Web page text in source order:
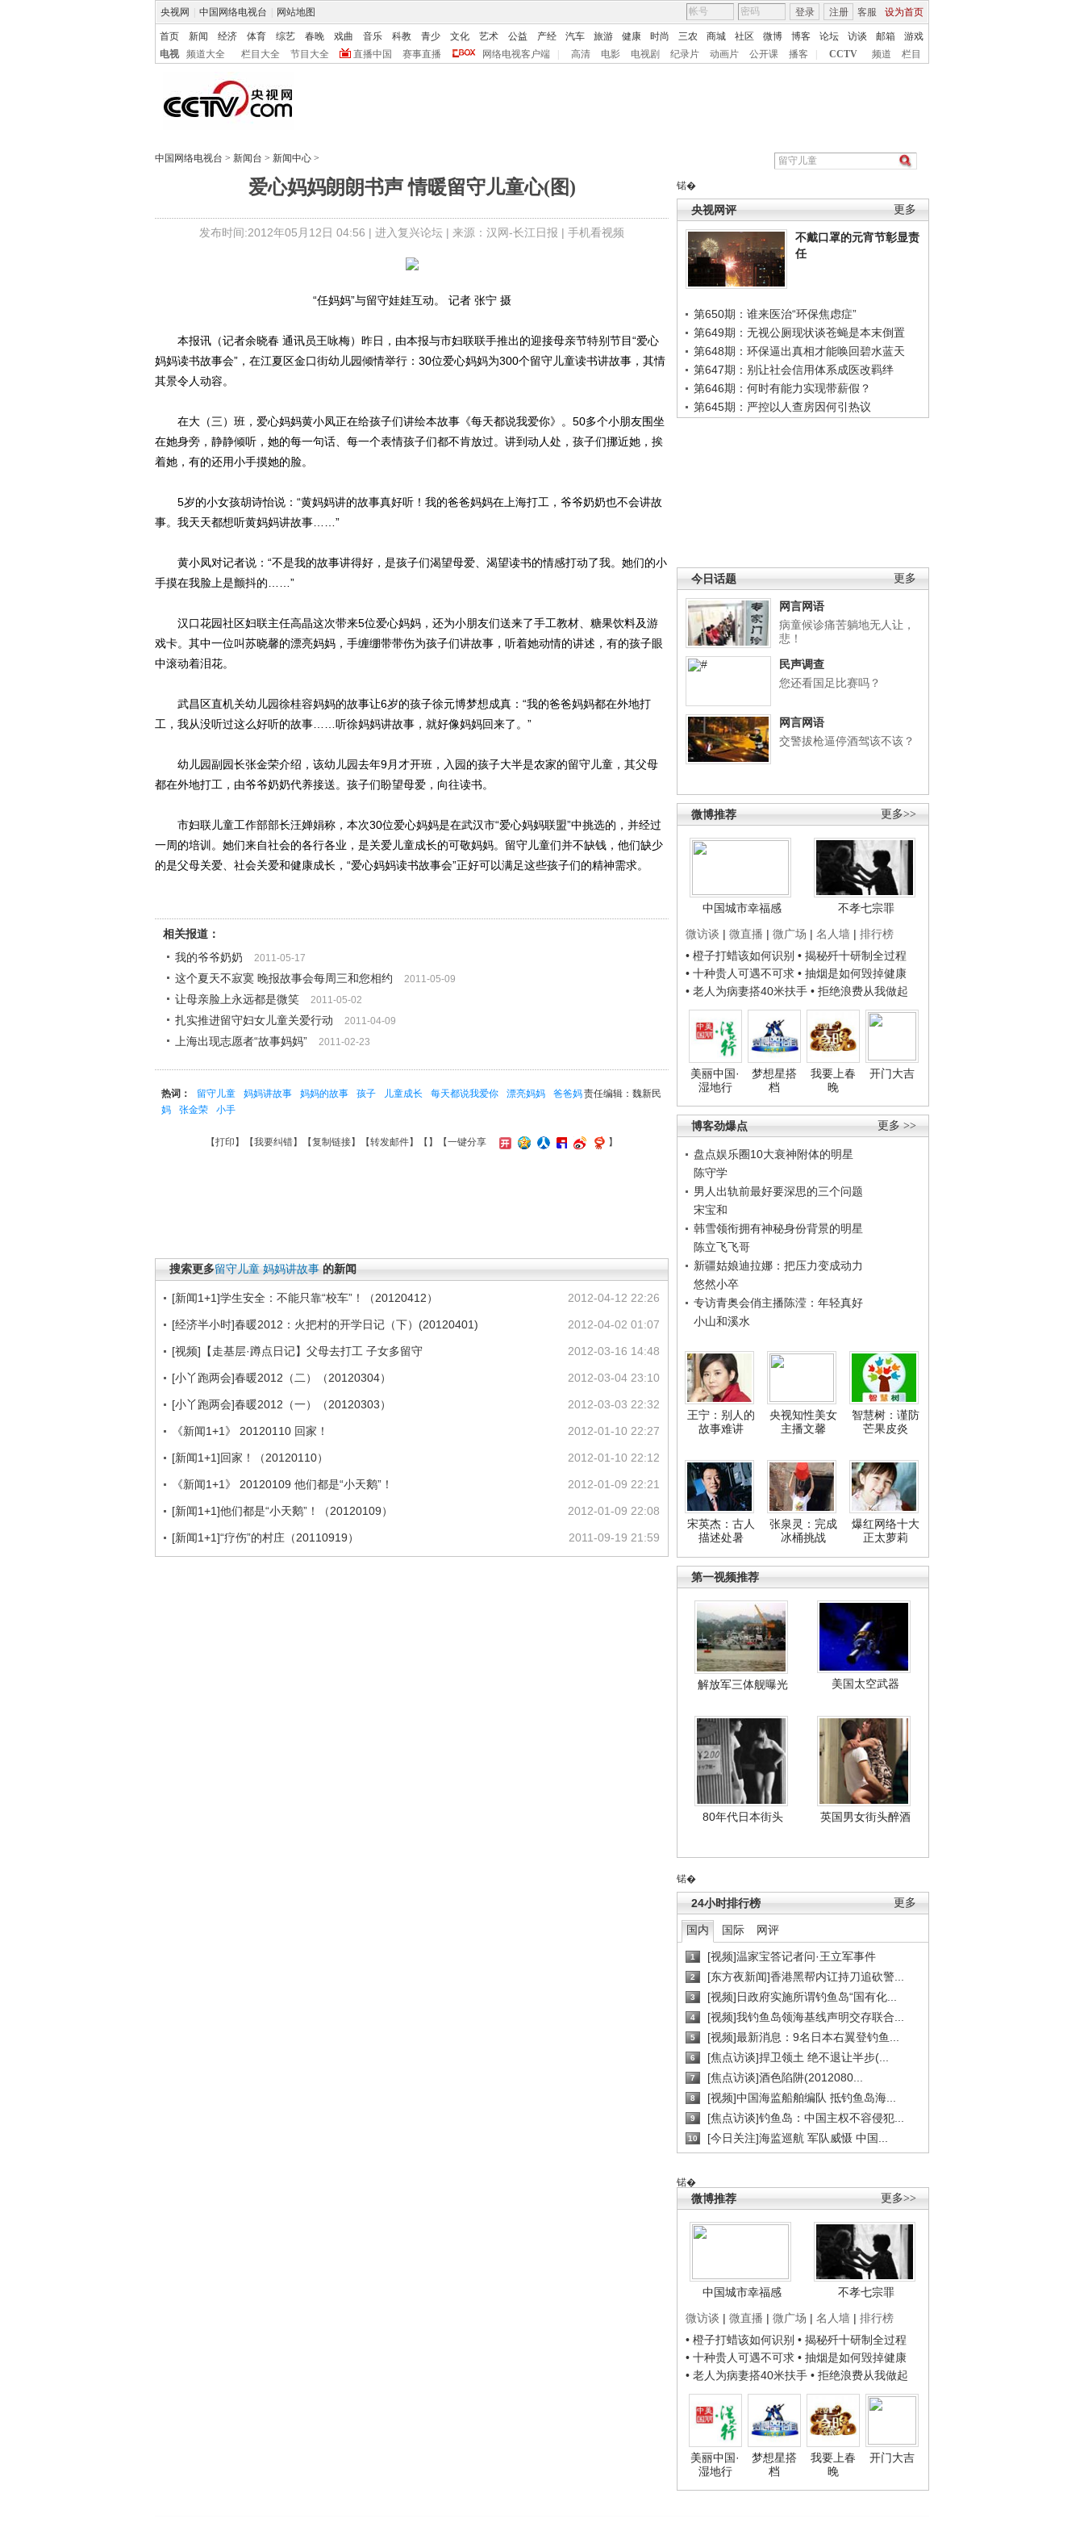
央视网 中国网络电视台 网站地图 客服 设为首页
登录 注册
首页 新闻 经济 体育 综艺 春晚 戏曲 音乐 科教 青少 文化 艺术 公益 产经 汽车 旅游 健康 时尚 三农 商城 社区 微博 博客 论坛 访谈 邮箱
游戏
电视
频道大全 栏目大全 节目大全 直播中国 赛事直播 网络电视客户端 高清 电影 电视剧 纪录片 动画片 公开课 播客 CCTV 频道 栏目
中国网络电视台 > 新闻台 > 新闻中心 >
爱心妈妈朗朗书声 情暖留守儿童心(图)
发布时间:2012年05月12日 04:56 | 进入复兴论坛 | 来源：汉网-长江日报 | 手机看视频
锘�
更多
央视网评
不戴口罩的元宵节彰显责
任
第650期：谁来医治“环保焦虑症”
第649期：无视公厕现状谈苍蝇是本末倒置
第648期：环保逼出真相才能唤回碧水蓝天
第647期：别让社会信用体系成医改羁绊
第646期：何时有能力实现带薪假？
第645期：严控以人查房因何引热议
更多
今日话题
网言网语
病童候诊痛苦躺地无人让，
悲！
民声调查
您还看国足比赛吗？
网言网语
交警拔枪逼停酒驾该不该？
更多>>
微博推荐
中国城市幸福感
不孝七宗罪
微访谈 | 微直播 | 微广场 | 名人墙 | 排行榜
• 橙子打蜡该如何识别 • 揭秘歼十研制全过程
• 十种贵人可遇不可求 • 抽烟是如何毁掉健康
• 老人为病妻搭40米扶手 • 拒绝浪费从我做起
美丽中国·
湿地行
梦想星搭
档
我要上春
晚
开门大吉
更多 >>
博客劲爆点
盘点娱乐圈10大衰神附体的明星
陈守学
男人出轨前最好要深思的三个问题
宋宝和
韩雪领衔拥有神秘身份背景的明星
陈立飞飞哥
新疆姑娘迪拉娜：把压力变成动力
悠然小卒
专访青奥会俏主播陈滢：年轻真好
小山和溪水
王宁：别人的
故事难讲
央视知性美女
主播文馨
智慧树：谨防
芒果皮炎
宋英杰：古人
描述处暑
张泉灵：完成
冰桶挑战
爆红网络十大
正太萝莉
第一视频推荐
解放军三体舰曝光 美国太空武器
80年代日本街头 英国男女街头醉酒
锘�
更多
24小时排行榜
国内 国际 网评
1 [视频]温家宝答记者问·王立军事件
2 [东方夜新闻]香港黑帮内讧持刀追砍警...
3 [视频]日政府实施所谓钓鱼岛“国有化...
4 [视频]我钓鱼岛领海基线声明交存联合...
5 [视频]最新消息：9名日本右翼登钓鱼...
6 [焦点访谈]捍卫领土 绝不退让半步(...
7 [焦点访谈]酒色陷阱(2012080...
8 [视频]中国海监船舶编队 抵钓鱼岛海...
9 [焦点访谈]钓鱼岛：中国主权不容侵犯...
10 [今日关注]海监巡航 军队威慑 中国...
锘�
更多>>
微博推荐
中国城市幸福感
不孝七宗罪
微访谈 | 微直播 | 微广场 | 名人墙 | 排行榜
• 橙子打蜡该如何识别 • 揭秘歼十研制全过程
• 十种贵人可遇不可求 • 抽烟是如何毁掉健康
• 老人为病妻搭40米扶手 • 拒绝浪费从我做起
美丽中国·
湿地行
梦想星搭
档
我要上春
晚
开门大吉
“任妈妈”与留守娃娃互动。 记者 张宁 摄
本报讯（记者余晓春 通讯员王咏梅）昨日，由本报与市妇联联手推出的迎接母亲节特别节目“爱心
妈妈读书故事会”，在江夏区金口街幼儿园倾情举行：30位爱心妈妈为300个留守儿童读书讲故事，其情
其景令人动容。
在大（三）班，爱心妈妈黄小凤正在给孩子们讲绘本故事《每天都说我爱你》。50多个小朋友围坐
在她身旁，静静倾听，她的每一句话、每一个表情孩子们都不肯放过。讲到动人处，孩子们挪近她，挨
着她，有的还用小手摸她的脸。
5岁的小女孩胡诗怡说：“黄妈妈讲的故事真好听！我的爸爸妈妈在上海打工，爷爷奶奶也不会讲故
事。我天天都想听黄妈妈讲故事……”
黄小凤对记者说：“不是我的故事讲得好，是孩子们渴望母爱、渴望读书的情感打动了我。她们的小
手摸在我脸上是颤抖的……”
汉口花园社区妇联主任高晶这次带来5位爱心妈妈，还为小朋友们送来了手工教材、糖果饮料及游
戏卡。其中一位叫苏晓馨的漂亮妈妈，手缠绷带带伤为孩子们讲故事，听着她动情的讲述，有的孩子眼
中滚动着泪花。
武昌区直机关幼儿园徐桂容妈妈的故事让6岁的孩子徐元博梦想成真：“我的爸爸妈妈都在外地打
工，我从没听过这么好听的故事……听徐妈妈讲故事，就好像妈妈回来了。”
幼儿园副园长张金荣介绍，该幼儿园去年9月才开班，入园的孩子大半是农家的留守儿童，其父母
都在外地打工，由爷爷奶奶代养接送。孩子们盼望母爱，向往读书。
市妇联儿童工作部部长汪婵娟称，本次30位爱心妈妈是在武汉市“爱心妈妈联盟”中挑选的，并经过
一周的培训。她们来自社会的各行各业，是关爱儿童成长的可敬妈妈。留守儿童们并不缺钱，他们缺少
的是父母关爱、社会关爱和健康成长，“爱心妈妈读书故事会”正好可以满足这些孩子们的精神需求。
相关报道：
我的爷爷奶奶
2011-05-17
这个夏天不寂寞 晚报故事会每周三和您相约 2011-05-09
让母亲脸上永远都是微笑 2011-05-02
扎实推进留守妇女儿童关爱行动 2011-04-09
上海出现志愿者“故事妈妈” 2011-02-23
责任编辑：魏新民
热词： 留守儿童 妈妈讲故事 妈妈的故事 孩子 儿童成长 每天都说我爱你 漂亮妈妈
爸爸妈
妈
张金荣 小手
【打印 】【我要纠错】【复制链接】【转发邮件】【 】 【一键分享 】
搜索更多留守儿童 妈妈讲故事 的新闻
2012-04-12 22:26
[新闻1+1]学生安全：不能只靠“校车”！（20120412）
2012-04-02 01:07
[经济半小时]春暖2012：火把村的开学日记（下）(20120401)
2012-03-16 14:48
[视频]【走基层·蹲点日记】父母去打工 子女多留守
2012-03-04 23:10
[小丫跑两会]春暖2012（二）（20120304）
2012-03-03 22:32
[小丫跑两会]春暖2012（一）（20120303）
2012-01-10 22:27
《新闻1+1》 20120110 回家！
2012-01-10 22:12
[新闻1+1]回家！（20120110）
2012-01-09 22:21
《新闻1+1》 20120109 他们都是“小天鹅”！
2012-01-09 22:08
[新闻1+1]他们都是“小天鹅”！（20120109）
2011-09-19 21:59
[新闻1+1]“疗伤”的村庄（20110919）